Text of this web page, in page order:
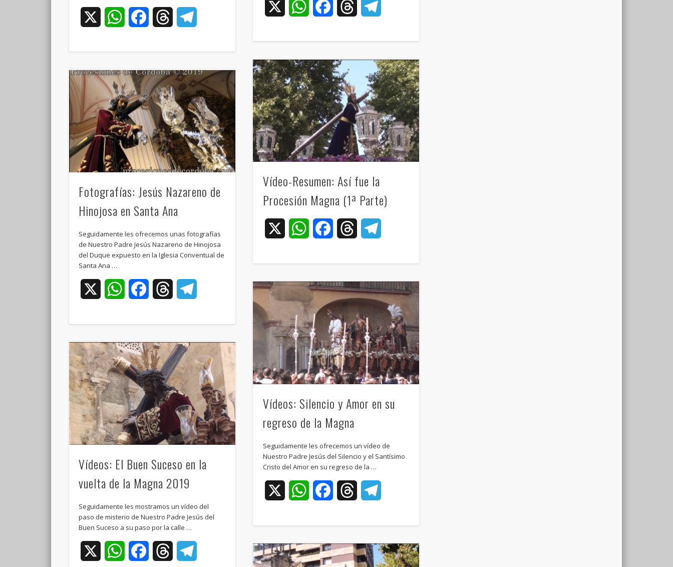
WhatsAppFacebookThreads
WhatsAppFacebookThreads
Vídeo-Resumen: Así fue la
Procesión Magna (1ª Parte)
WhatsAppFacebookThreads
Fotografías: Jesús Nazareno de
Hinojosa en Santa Ana
Seguidamente les ofrecemos unas fotografías
de Nuestro Padre Jesús Nazareno de Hinojosa
del Duque expuesto en la Iglesia Conventual de
Santa Ana …
WhatsAppFacebookThreads
Vídeos: Silencio y Amor en su
regreso de la Magna
Seguidamente les ofrecemos un vídeo de
Nuestro Padre Jesús del Silencio y el Santísimo
Cristo del Amor en su regreso de la …
WhatsAppFacebookThreads
Vídeos: El Buen Suceso en la
vuelta de la Magna 2019
Seguidamente les mostramos un vídeo del
paso de misterio de Nuestro Padre Jesús del
Buen Suceso a su paso por la calle …
WhatsAppFacebookThreads